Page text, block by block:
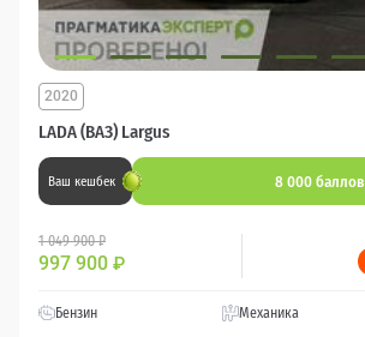
LADA (ВАЗ) Largus
2020
Ваш кешбек 8 000 баллов
1 049 900 ₽
997 900 ₽
Бензин Механика